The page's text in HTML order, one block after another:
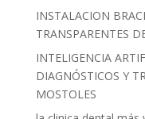
INSTALACION
TRANSPARENTES
INTELIGENCIA
DIAGNÓSTICOS Y
MOSTOLES